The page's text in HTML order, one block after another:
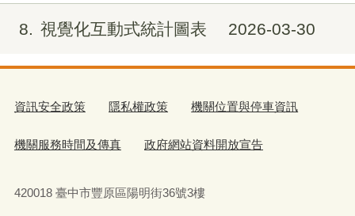
8 視覺化互動式統計圖表 2026-03-30
資訊安全政策 隱私權政策 機關位置與停車資訊
機關服務時間及傳真 政府網站資料開放宣告
420018 臺中市豐原區陽明街36號3樓